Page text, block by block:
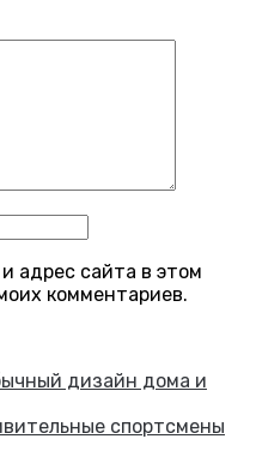
адрес сайта в этом
комментариев.
дизайн дома и
спортсмены